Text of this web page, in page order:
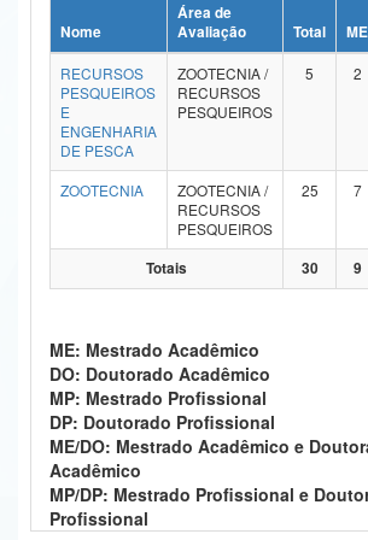
Ministério da Ciência, Tecnologia, Inovações e
Ministério do Meio Ambiente
Ministério do Turismo
Ministério do Desenvolvimento Regional
Controladoria-Geral da União
Ministério da Mulher, da Família e dos Direitos Humanos
Secretaria de Governo
Gabinete de Segurança Institucional
Advocacia-Geral da União
Banco Central do Brasil
Nome
Área de
Avaliação
Total ME
RECURSOS
PESQUEIROS
E
ENGENHARIA
DE PESCA
ZOOTECNIA /
RECURSOS
PESQUEIROS
5 2
ZOOTECNIA
ZOOTECNIA /
RECURSOS
PESQUEIROS
25 7
Totais 30 9
ME: Mestrado Acadêmico
DO: Doutorado Acadêmico
MP: Mestrado Profissional
DP: Doutorado Profissional
ME/DO: Mestrado Acadêmico e
Acadêmico
MP/DP: Mestrado Profissional e
Profissional